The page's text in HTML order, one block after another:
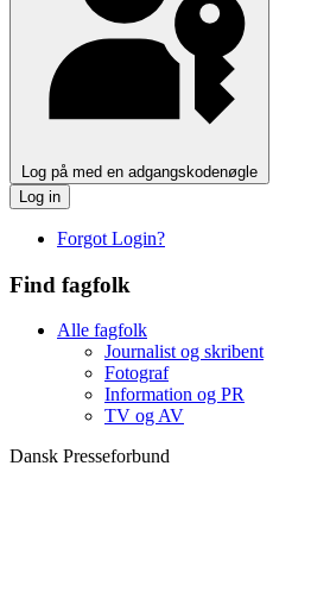
Log på med en adgangskodenøgle
Log in
Forgot Login?
Find fagfolk
Alle fagfolk
Journalist og skribent
Fotograf
Information og PR
TV og AV
Dansk Presseforbund